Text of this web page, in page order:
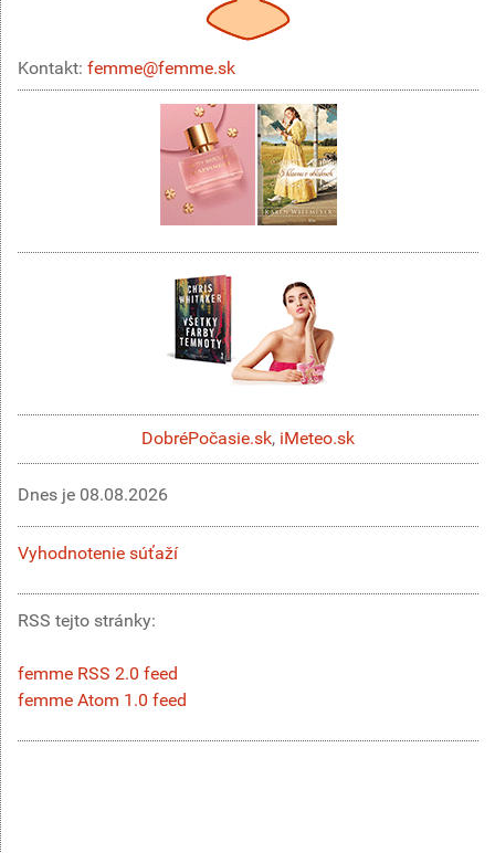
Kontakt: femme@femme.sk
DobréPočasie.sk, iMeteo.sk
Dnes je 08.08.2026
Vyhodnotenie súťaží
RSS tejto stránky:
femme RSS 2.0 feed
femme Atom 1.0 feed